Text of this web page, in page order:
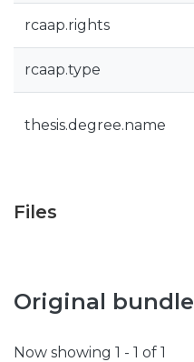
rcaap.rights
rcaap.type
thesis.degree.name
Files
Original bundle
Now showing 1 - 1 of 1